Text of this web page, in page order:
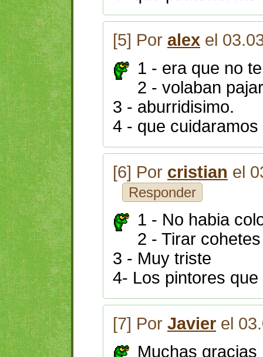
[5] Por alex el
1 - era que no
2 - volaban
3 - aburridisimo.
4 - que
[6] Por cristian el
Responder
1 - No habia
2 - Tirar
3 - Muy triste
4- Los pintores
[7] Por Javier el
Muchas